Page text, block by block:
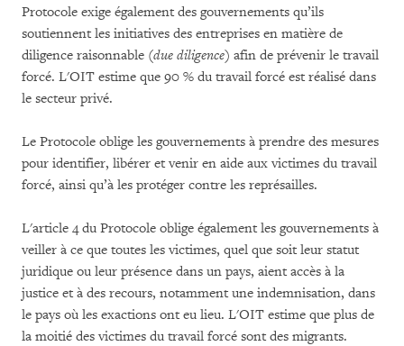
Protocole exige également des gouvernements qu’ils
soutiennent les initiatives des entreprises en matière de
diligence raisonnable (due diligence) afin de prévenir le travail
forcé. L'OIT estime que 90 % du travail forcé est réalisé dans
le secteur privé.
Le Protocole oblige les gouvernements à prendre des mesures
pour identifier, libérer et venir en aide aux victimes du travail
forcé, ainsi qu’à les protéger contre les représailles.
L'article 4 du Protocole oblige également les gouvernements à
veiller à ce que toutes les victimes, quel que soit leur statut
juridique ou leur présence dans un pays, aient accès à la
justice et à des recours, notamment une indemnisation, dans
le pays où les exactions ont eu lieu. L'OIT estime que plus de
la moitié des victimes du travail forcé sont des migrants.